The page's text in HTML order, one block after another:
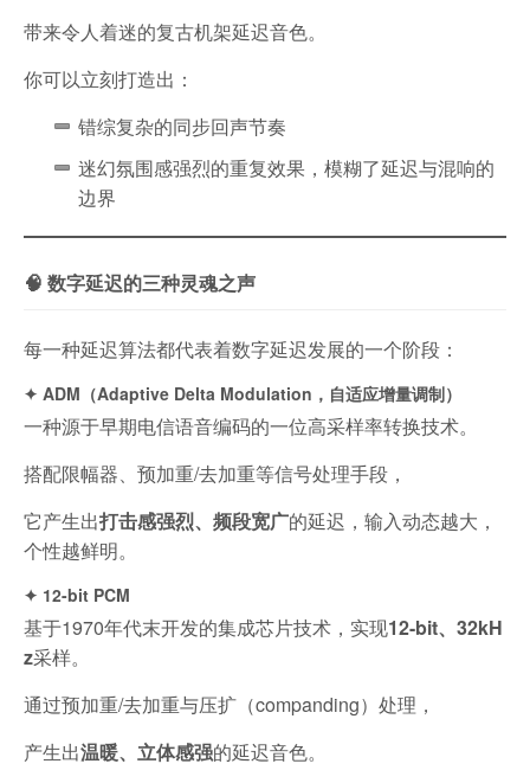
带来令人着迷的复古机架延迟音色。
你可以立刻打造出：
错综复杂的同步回声节奏
迷幻氛围感强烈的重复效果，模糊了延迟与混响的
边界
🧠 数字延迟的三种灵魂之声
每一种延迟算法都代表着数字延迟发展的一个阶段：
✦ ADM（Adaptive Delta Modulation，自适应增量调制）
一种源于早期电信语音编码的一位高采样率转换技术。
搭配限幅器、预加重/去加重等信号处理手段，
它产生出打击感强烈、频段宽广的延迟，输入动态越大，
个性越鲜明。
✦ 12-bit PCM
基于1970年代末开发的集成芯片技术，实现12-bit、32kH
z采样。
通过预加重/去加重与压扩（companding）处理，
产生出温暖、立体感强的延迟音色。